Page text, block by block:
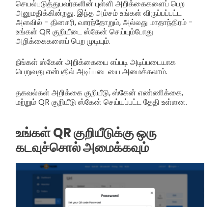
செயல்படுத்துபவர்களின் புள்ளி அறிக்கைகளைப் பெற
அனுமதிக்கின்றது. இந்த அம்சம் உங்கள் விருப்பப்பட்ட
அளவில் - தினசரி, வாரந்தோறும், அல்லது மாதாந்திரம் -
உங்கள் QR குறியீடை ஸ்கேன் செய்யும்போது
அறிக்கைகளைப் பெற முடியும்.
நீங்கள் ஸ்கேன் அறிக்கையை எப்படி அடிப்படையாக
பெறுவது என்பதில் அடிப்படையை அமைக்கலாம்.
தகவல்கள் அறிக்கை குறியீடு, ஸ்கேன் எண்ணிக்கை,
மற்றும் QR குறியீடு ஸ்கேன் செய்யப்பட்ட தேதி உள்ளன.
உங்கள் QR குறியீடுக்கு ஒரு
கடவுச்சொல் அமைக்கவும்